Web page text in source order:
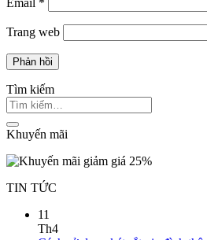
Email *
Trang web
Tìm kiếm
Khuyến mãi
TIN TỨC
11
Th4